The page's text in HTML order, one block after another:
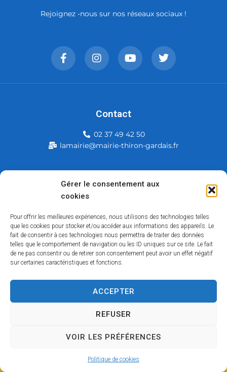
Gérer le consentement aux
cookies
Pour offrir les meilleures expériences, nous utilisons des technologies telles
que les cookies pour stocker et/ou accéder aux informations des appareils. Le
fait de consentir à ces technologies nous permettra de traiter des données
telles que le comportement de navigation ou les ID uniques sur ce site. Le fait
de ne pas consentir ou de retirer son consentement peut avoir un effet négatif
sur certaines caractéristiques et fonctions.
ACCEPTER
REFUSER
VOIR LES PRÉFÉRENCES
Politique de cookies
Mairie de Thiron-Gardais
28480 Thiron-Gardais
Rejoignez -nous sur nos réseaux sociaux !
Contact
02 37 49 42 50
lamairie@mairie-thiron-gardais.fr
Traitement de données personnelles
Copyright © 2026 – Tous droits réservés
(sites internet de collectivités & GRC/GRU)